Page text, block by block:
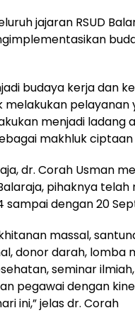
jajaran RSUD
budaya kerja dan
melakukan
menjadi ladang
makhluk
dr. Corah Usman
pihaknya
sampai dengan 20
massal,
donor darah, lomba
seminar
pegawai dengan
ini,” jelas dr. Corah